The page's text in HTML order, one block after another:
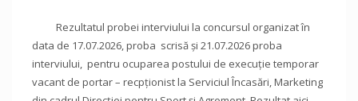
Rezultatul probei interviului la concursul organizat în
data de 17.07.2026, proba scrisă și 21.07.2026 proba
interviului, pentru ocuparea postului de execuție temporar
vacant de portar – recpționist la Serviciul Încasări, Marketing